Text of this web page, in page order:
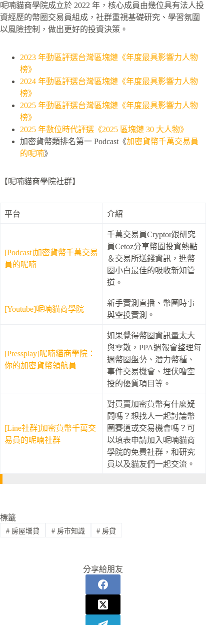
呢喃貓商學院成立於 2022 年，核心成員由幾位具有法人投
資經歷的幣圈交易員組成，社群重視基礎研究、學習氛圍
以風險控制，做出更好的投資決策。
2023 年動區評選台灣區塊鏈《年度最具影響力人物
榜》
2024 年動區評選台灣區塊鏈《年度最具影響力人物
榜》
2025 年動區評選台灣區塊鏈《年度最具影響力人物
榜》
2025 年數位時代評選《2025 區塊鏈 30 大人物》
加密貨幣類排名第一 Podcast《加密貨幣千萬交易員
的呢喃》
【呢喃貓商學院社群】
平台 介紹
[Podcast]加密貨幣千萬交易
員的呢喃
千萬交易員Cryptor跟研究
員Cetoz分享幣圈投資熱點
＆交易所送錢資訊，進幣
圈小白最佳的吸收新知管
道。
[Youtube]呢喃貓商學院
新手實測直播、幣圈時事
與空投實測。
[Pressplay]呢喃貓商學院：
你的加密貨幣領航員
如果覺得幣圈資訊量太大
與零散，PPA週報會整理每
週幣圈盤勢、潛力幣種、
事件交易機會、埋伏嚕空
投的優質項目等。
[Line社群]加密貨幣千萬交
易員的呢喃社群
對買賣加密貨幣有什麼疑
問嗎？想找人一起討論幣
圈賽道或交易機會嗎？可
以填表申請加入呢喃貓商
學院的免費社群，和研究
員以及貓友們一起交流。
標籤
#房屋增貸 #房市知識 # 房貸
分享給朋友